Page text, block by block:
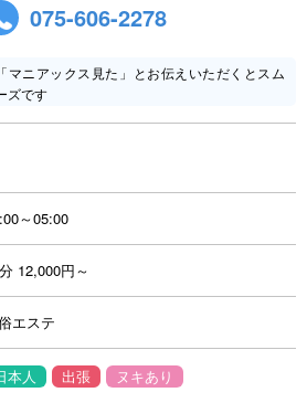
075-606-2278
「マニアックス見た」とお伝えいただくとスム
ズです
～05:00
12,000円～
エステ
本人 出張 ヌキあり